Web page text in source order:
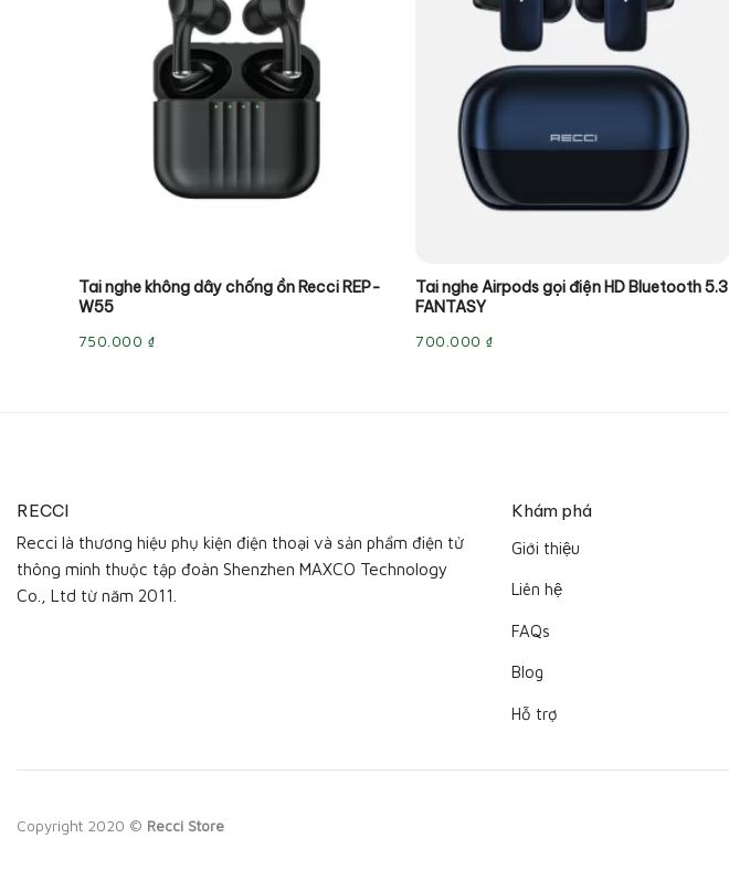
Tai nghe không dây chống ồn Recci REP-
W55
750.000 ₫
Tai nghe Airpods gọi điện HD Bluetooth 5.3
FANTASY
700.000₫
RECCI
Recci là thương hiệu phụ kiện điện thoại và sản phẩm điện tử
thông minh thuộc tập đoàn Shenzhen MAXCO Technology
Co., Ltd từ năm 2011.
Khám phá
Giới thiệu
Liên hệ
FAQs
Blog
Hỗ trợ
Copyright 2020 © Recci Store